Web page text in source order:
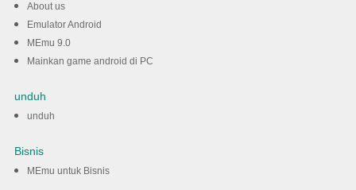
About us
Emulator Android
MEmu 9.0
Mainkan game android di PC
unduh
unduh
Bisnis
MEmu untuk Bisnis